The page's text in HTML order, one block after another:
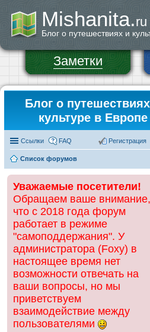
Mishanita.ru
Блог о путешествиях и
Заметки
Блог о
культуре в Европе
Ссылки FAQ Регистрация
Список форумов
Уважаемые посетители!
Обращаем ваше внимание,
что с 2018 года форум
работает в режиме
"самоподдержания". У
администратора (Foxy) в
настоящее время нет
возможности отвечать на
ваши вопросы, но мы
приветствуем
взаимодействие между
пользователями